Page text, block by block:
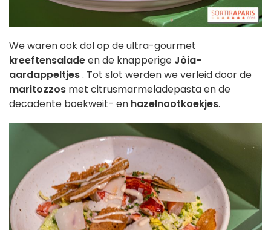
We waren ook dol op de ultra-gourmet
kreeftensaladeen de knapperige Jòia-
aardappeltjes. Tot slot werden we verleid door de
maritozzos met citrusmarmeladepasta en de
decadente boekweit- en hazelnootkoekjes.